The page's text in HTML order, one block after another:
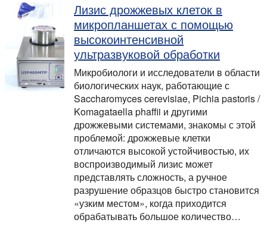
Лизис дрожжевых клеток в
микропланшетах с помощью
высокоинтенсивной
ультразвуковой обработки
Микробиологи и исследователи в области
биологических наук, работающие с
Saccharomyces cerevisiae, Pichia pastoris /
Komagataella phaffii и другими
дрожжевыми системами, знакомы с этой
проблемой: дрожжевые клетки
отличаются высокой устойчивостью, их
воспроизводимый лизис может
представлять сложность, а ручное
разрушение образцов быстро становится
«узким местом», когда приходится
обрабатывать большое количество…